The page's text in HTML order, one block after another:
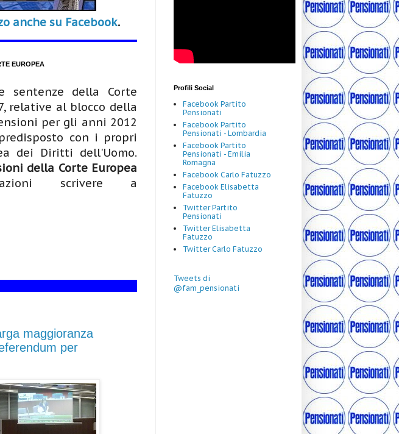
anche su Facebook.
EUROPEA
sentenze della Corte
relative al blocco della
per gli anni 2012
con i propri
dei Diritti dell'Uomo.
della Corte Europea
scrivere a
maggioranza
per
Profili Social
Facebook Partito
Pensionati
Facebook Partito
Pensionati - Lombardia
Facebook Partito
Pensionati - Emilia
Romagna
Facebook Carlo Fatuzzo
Facebook Elisabetta
Fatuzzo
Twitter Partito
Pensionati
Twitter Elisabetta
Fatuzzo
Twitter Carlo Fatuzzo
Tweets di
@fam_pensionati